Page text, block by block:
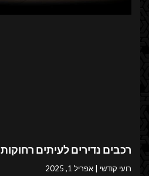
רכבים נדירים לעיתים רחוקות
רועי קודשי אפריל 1, 2025